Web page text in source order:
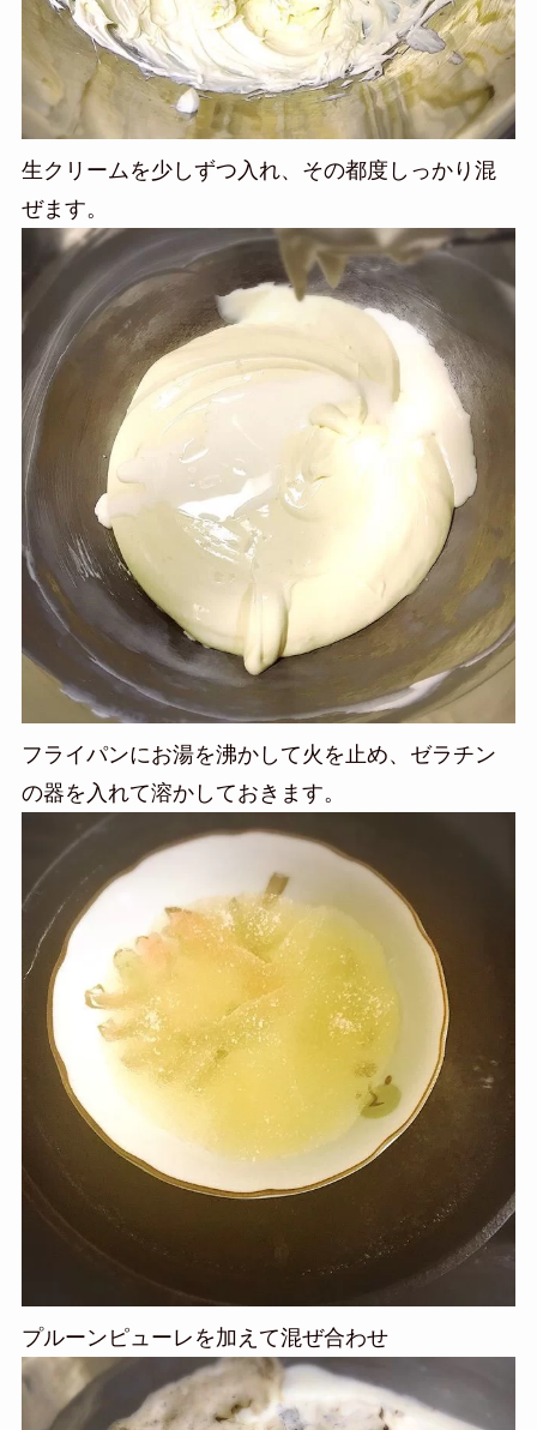
生クリームを少しずつ入れ、その都度しっかり混
ぜます。
フライパンにお湯を沸かして火を止め、ゼラチン
の器を入れて溶かしておきます。
プルーンピューレを加えて混ぜ合わせ